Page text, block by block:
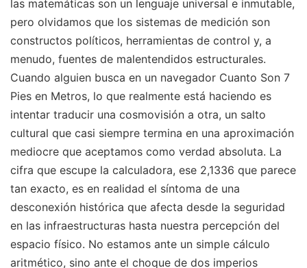
las matemáticas son un lenguaje universal e inmutable,
pero olvidamos que los sistemas de medición son
constructos políticos, herramientas de control y, a
menudo, fuentes de malentendidos estructurales.
Cuando alguien busca en un navegador Cuanto Son 7
Pies en Metros, lo que realmente está haciendo es
intentar traducir una cosmovisión a otra, un salto
cultural que casi siempre termina en una aproximación
mediocre que aceptamos como verdad absoluta. La
cifra que escupe la calculadora, ese 2,1336 que parece
tan exacto, es en realidad el síntoma de una
desconexión histórica que afecta desde la seguridad
en las infraestructuras hasta nuestra percepción del
espacio físico. No estamos ante un simple cálculo
aritmético, sino ante el choque de dos imperios